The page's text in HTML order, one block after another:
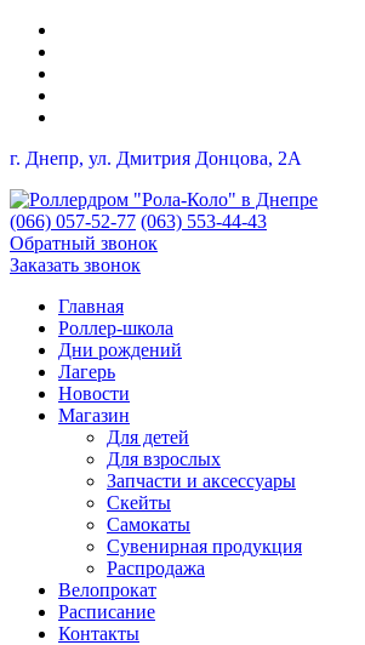
г. Днепр, ул. Дмитрия Донцова, 2A
(066) 057-52-77 (063) 553-44-43
Обратный звонок
Заказать звонок
Главная
Роллер-школа
Дни рождений
Лагерь
Новости
Магазин
Для детей
Для взрослых
Запчасти и аксессуары
Скейты
Самокаты
Сувенирная продукция
Распродажа
Велопрокат
Расписание
Контакты